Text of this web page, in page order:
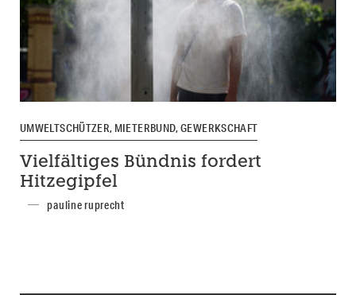
UMWELTSCHÜTZER, MIETERBUND, GEWERKSCHAFT
Vielfältiges Bündnis fordert
Hitzegipfel
pauline ruprecht